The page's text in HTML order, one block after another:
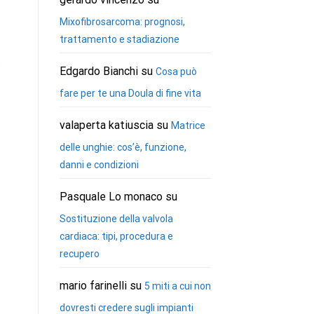
Mixofibrosarcoma: prognosi,
trattamento e stadiazione
Edgardo Bianchisu Cosa può
fare per te una Doula di fine vita
valaperta katiusciasu Matrice
delle unghie: cos’è, funzione,
danni e condizioni
Pasquale Lo monacosu
Sostituzione della valvola
cardiaca: tipi, procedura e
recupero
mario farinellisu 5 miti a cui non
dovresti credere sugli impianti